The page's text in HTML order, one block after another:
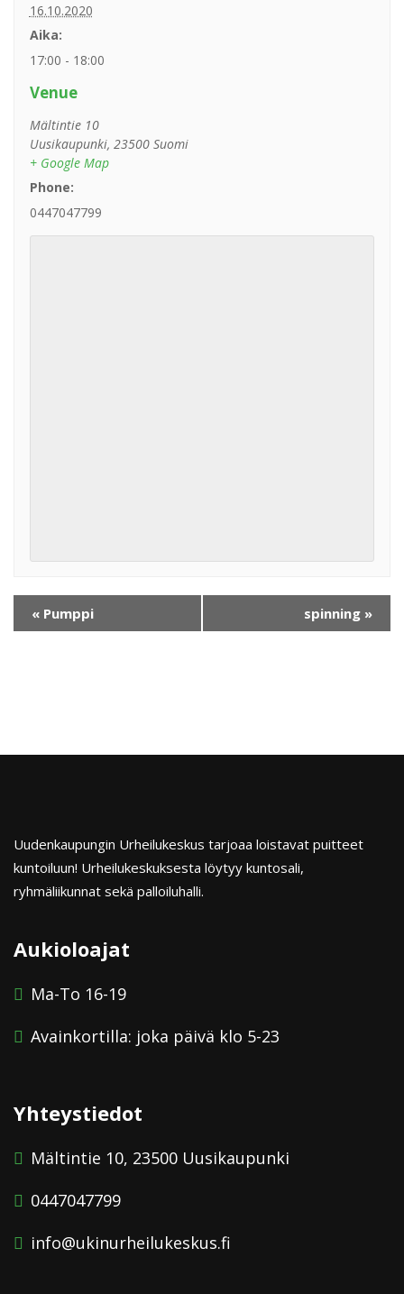
16.10.2020
Aika:
17:00 - 18:00
Venue
Mältintie 10
Uusikaupunki, 23500 Suomi
+ Google Map
Phone:
0447047799
« Pumppi spinning »
Uudenkaupungin Urheilukeskus tarjoaa loistavat puitteet
kuntoiluun! Urheilukeskuksesta löytyy kuntosali,
ryhmäliikunnat sekä palloiluhalli.
Aukioloajat
Ma-To 16-19
Avainkortilla: joka päivä klo 5-23
Yhteystiedot
Mältintie 10, 23500 Uusikaupunki
0447047799
info@ukinurheilukeskus.fi